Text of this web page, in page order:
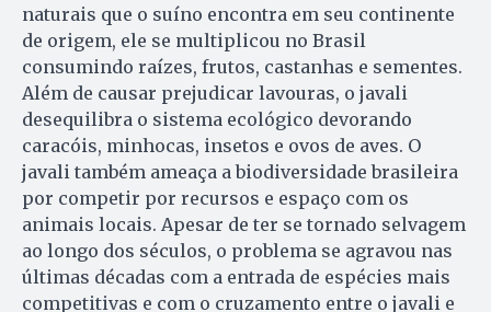
naturais que o suíno encontra em seu continente
de origem, ele se multiplicou no Brasil
consumindo raízes, frutos, castanhas e sementes.
Além de causar prejudicar lavouras, o javali
desequilibra o sistema ecológico devorando
caracóis, minhocas, insetos e ovos de aves. O
javali também ameaça a biodiversidade brasileira
por competir por recursos e espaço com os
animais locais. Apesar de ter se tornado selvagem
ao longo dos séculos, o problema se agravou nas
últimas décadas com a entrada de espécies mais
competitivas e com o cruzamento entre o javali e